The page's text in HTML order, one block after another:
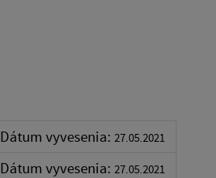
Dátum vyvesenia: 27.05.2021
Dátum vyvesenia: 27.05.2021